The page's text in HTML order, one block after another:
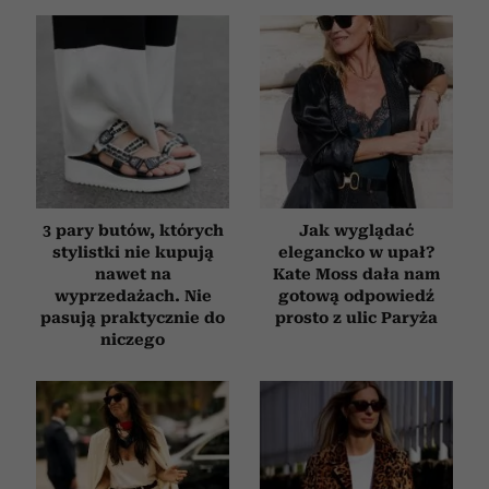
3 pary butów, których
stylistki nie kupują
nawet na
wyprzedażach. Nie
pasują praktycznie do
niczego
Jak wyglądać
elegancko w upał?
Kate Moss dała nam
gotową odpowiedź
prosto z ulic Paryża